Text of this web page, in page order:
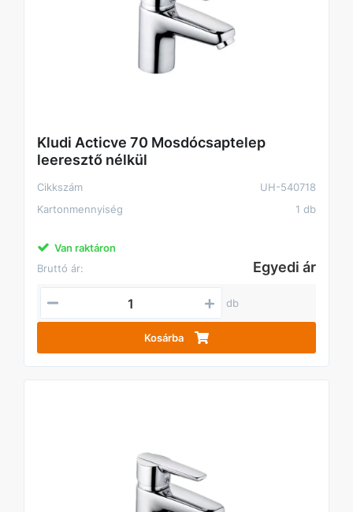
Kludi Acticve 70 Mosdócsaptelep
leeresztő nélkül
Cikkszám
UH-540718
Kartonmennyiség
1 db
Van raktáron
Bruttó ár:
Egyedi ár
db
Kosárba